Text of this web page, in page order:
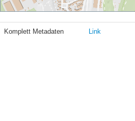
Komplett Metadaten Link